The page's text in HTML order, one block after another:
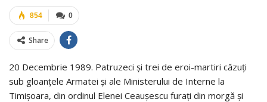
0
854
Share
20 Decembrie 1989. Patruzeci și trei de eroi-martiri căzuți
sub gloanțele Armatei și ale Ministerului de Interne la
Timișoara, din ordinul Elenei Ceaușescu furați din morgă și